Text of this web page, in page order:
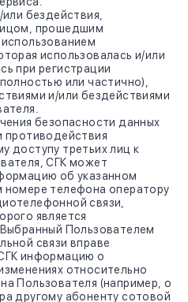
бездействия,
прошедшим
использовалась и/или
при регистрации
или частично),
и/или бездействиями
безопасности данных
противодействия
доступу третьих лиц к
СГК может
об указанном
номере телефона оператору
связи,
является
Пользователем
связи вправе
информацию о
относительно
Пользователя (например, о
другому абоненту сотовой